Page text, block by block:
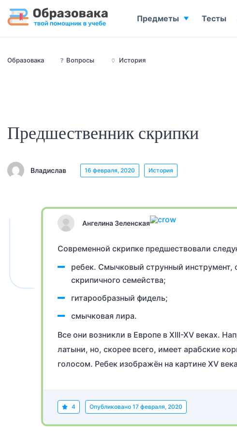
Образовака ❓ Вопросы 🏺 История
Предшественник скрипки
Владислав 16 февраля, 2020 История
Ангелина Зеленская
Современной скрипке предшествовали
ребек. Смычковый струнный инструмент,
скрипичного семейства;
гитарообразный фидель;
смычковая лира.
Все они возникли в Европе в XIII-XV веках.
латыни, но, скорее всего, имеет арабские
голосом. Ребек изображён на картине XV
4 Опубликовано 17 февраля, 2020
Предметы Тесты